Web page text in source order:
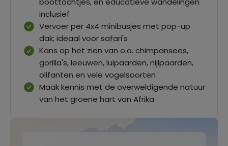
inclusief
Vervoer per 4x4 minibusjes met pop-up
dak; ideaal voor safari's
Kans op het zien van o.a. chimpansees,
gorilla's, leeuwen, luipaarden, nijlpaarden,
olifanten en vele vogelsoorten
Maak kennis met de overweldigende natuur
van het groene hart van Afrika